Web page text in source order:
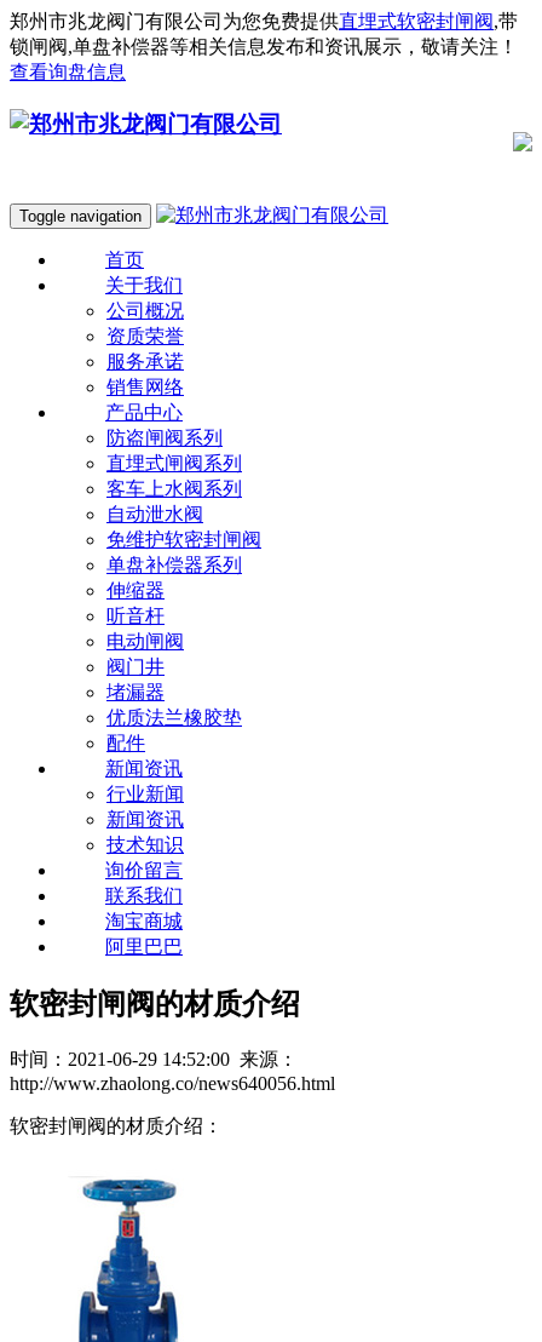
郑州市兆龙阀门有限公司为您免费提供直埋式软密封闸阀,带
锁闸阀,单盘补偿器等相关信息发布和资讯展示，敬请关注！
查看询盘信息
Toggle navigation
首页
关于我们
公司概况
资质荣誉
服务承诺
销售网络
产品中心
防盗闸阀系列
直埋式闸阀系列
客车上水阀系列
自动泄水阀
免维护软密封闸阀
单盘补偿器系列
伸缩器
听音杆
电动闸阀
阀门井
堵漏器
优质法兰橡胶垫
配件
新闻资讯
行业新闻
新闻资讯
技术知识
询价留言
联系我们
淘宝商城
阿里巴巴
软密封闸阀的材质介绍
时间：2021-06-29 14:52:00 来源：
http://www.zhaolong.co/news640056.html
软密封闸阀的材质介绍：